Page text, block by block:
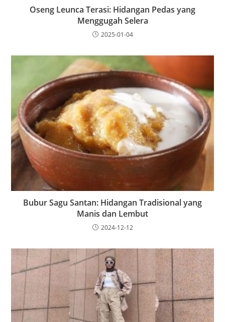
Oseng Leunca Terasi: Hidangan Pedas yang
Menggugah Selera
2025-01-04
Bubur Sagu Santan: Hidangan Tradisional yang
Manis dan Lembut
2024-12-12